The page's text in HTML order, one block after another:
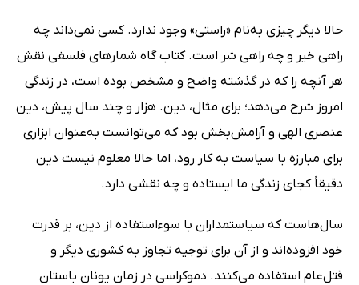
حالا دیگر چیزی به‌نام «راستی» وجود ندارد. کسی نمی‌داند چه
راهی خیر و چه راهی شر است. کتاب گاه شمارهای فلسفی نقش
هر آنچه را که در گذشته واضح و مشخص بوده است، در زندگی
امروز شرح می‌دهد؛ برای مثال، دین. هزار و چند سال پیش، دین
عنصری الهی و آرامش‌بخش بود که می‌توانست به‌عنوان ابزاری
برای مبارزه با سیاست به کار رود، اما حالا معلوم نیست دین
دقیقاً کجای زندگی ما ایستاده و چه نقشی دارد.
سال‌هاست که سیاستمداران با سوءاستفاده از دین، بر قدرت
خود افزوده‌اند و از آن برای توجیه تجاوز به کشوری دیگر و
قتل‌عام استفاده می‌کنند. دموکراسی در زمان یونان باستان